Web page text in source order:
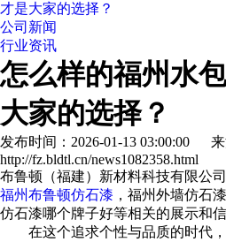
才是大家的选择？
公司新闻
行业资讯
怎么样的福州水
大家的选择？
发布时间：2026-01-13 03:00:00 来
http://fz.bldtl.cn/news1082358.html
布鲁顿（福建）新材料科技有限公
福州布鲁顿仿石漆 ，福州外墙仿石
仿石漆哪个牌子好等相关的展示和
在这个追求个性与品质的时代，